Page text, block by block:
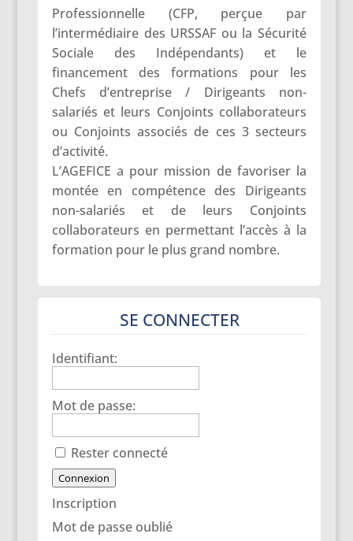
Professionnelle (CFP, perçue par
l’intermédiaire des URSSAF ou la Sécurité
Sociale des Indépendants) et le
financement des formations pour les
Chefs d’entreprise / Dirigeants non-
salariés et leurs Conjoints collaborateurs
ou Conjoints associés de ces 3 secteurs
d’activité.
L’AGEFICE a pour mission de favoriser la
montée en compétence des Dirigeants
non-salariés et de leurs Conjoints
collaborateurs en permettant l’accès à la
formation pour le plus grand nombre.
SE CONNECTER
Identifiant:
Mot de passe:
Rester connecté
Connexion
Inscription
Mot de passe oublié